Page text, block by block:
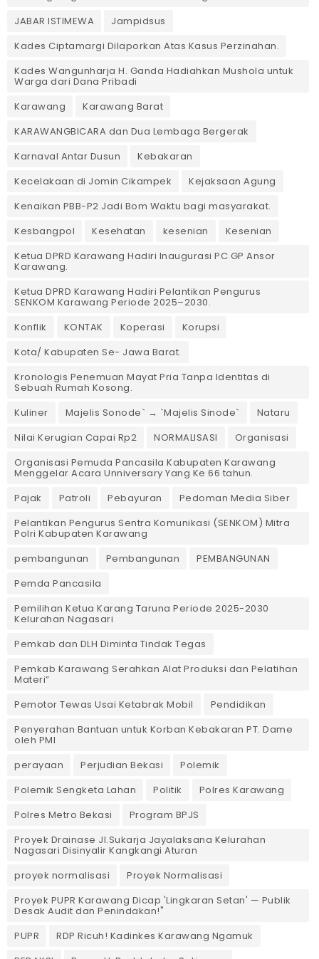
JABAR ISTIMEWA
Jampidsus
Kades Ciptamargi Dilaporkan Atas Kasus Perzinahan.
Kades Wangunharja H. Ganda Hadiahkan Mushola untuk
Warga dari Dana Pribadi ‎
Karawang
Karawang Barat
KARAWANGBICARA dan Dua Lembaga Bergerak
Karnaval Antar Dusun
Kebakaran
Kecelakaan di Jomin Cikampek
Kejaksaan Agung
Kenaikan PBB-P2 Jadi Bom Waktu bagi masyarakat.
Kesbangpol
Kesehatan kesenian
Kesenian
Ketua DPRD Karawang Hadiri Inaugurasi PC GP Ansor
Karawang.
Ketua DPRD Karawang Hadiri Pelantikan Pengurus
SENKOM Karawang Periode 2025–2030. ‎
Konflik
KONTAK Koperasi
Korupsi
Kota/ Kabupaten Se- Jawa Barat.
Kronologis Penemuan Mayat Pria Tanpa Identitas di
Sebuah Rumah Kosong.
Kuliner
Majelis Sonode` → `Majelis Sinode`
Nataru
Nilai Kerugian Capai Rp2
NORMALISASI
Organisasi
Organisasi Pemuda Pancasila Kabupaten Karawang
Menggelar Acara Unniversary Yang Ke 66 tahun.
Pajak
Patroli Pebayuran
Pedoman Media Siber
Pelantikan Pengurus Sentra Komunikasi (SENKOM) Mitra
Polri Kabupaten Karawang
pembangunan
Pembangunan
PEMBANGUNAN
Pemda Pancasila
Pemilihan Ketua Karang Taruna Periode 2025-2030
Kelurahan Nagasari
Pemkab dan DLH Diminta Tindak Tegas
Pemkab Karawang Serahkan Alat Produksi dan Pelatihan
Materi”
Pemotor Tewas Usai Ketabrak Mobil‎
Pendidikan
Penyerahan Bantuan untuk Korban Kebakaran PT. Dame
oleh PMI
perayaan
Perjudian Bekasi
Polemik
Polemik Sengketa Lahan
Politik
Polres Karawang
Polres Metro Bekasi
Program BPJS
Proyek Drainase Jl.Sukarja Jayalaksana Kelurahan
Nagasari Disinyalir Kangkangi Aturan
proyek normalisasi
Proyek Normalisasi
Proyek PUPR Karawang Dicap 'Lingkaran Setan' — Publik
Desak Audit dan Penindakan!"
PUPR
RDP Ricuh! Kadinkes Karawang Ngamuk